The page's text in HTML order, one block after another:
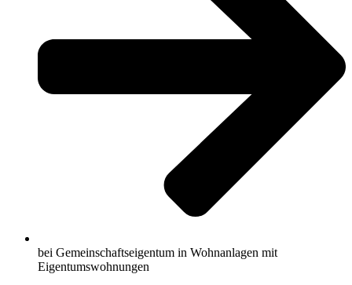
bei Gemeinschaftseigentum in Wohnanlagen mit
Eigentumswohnungen